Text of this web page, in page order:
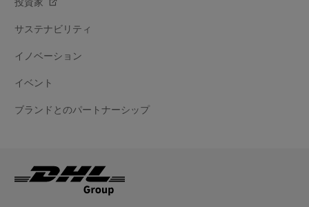
投資家
サステナビリティ
イノベーション
イベント
ブランドとのパートナーシップ